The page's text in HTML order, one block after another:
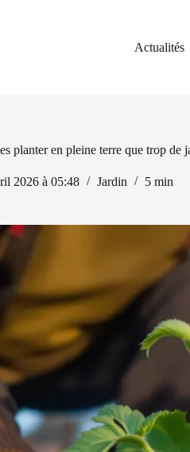
Actualités
planter en pleine terre que trop de
2026 à 05:48 Jardin 5 min